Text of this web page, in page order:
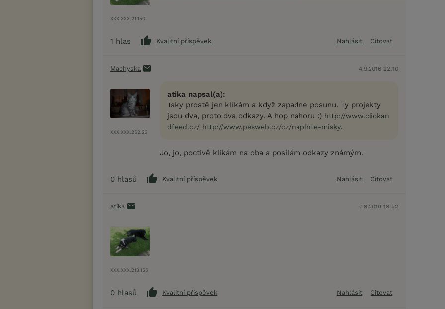
XXX.XXX.21.150
1 hlas Kvalitní příspěvek Nahlásit Citovat
Machyska 4.9.2016 22:10
XXX.XXX.252.23
atika napsal(a):
Taky prostě jen klikám a když zapadne posunu. Ty projekty
jsou dva, proto dva odkazy. A hop nahoru :) http://www.clickan
dfeed.cz/ http://www.pesweb.cz/cz/naplnte-misky.
Jo, jo, poctivě klikám na oba a posílám odkazy známým.
0 hlasů Kvalitní příspěvek Nahlásit Citovat
atika 7.9.2016 19:52
XXX.XXX.213.155
0 hlasů Kvalitní příspěvek Nahlásit Citovat